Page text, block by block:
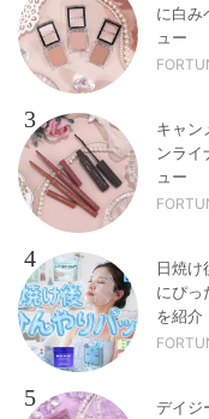
に白み
ュー
3
キャン
ンライ
ュー
4
日焼け
にぴっ
を紹介
5
デイジ